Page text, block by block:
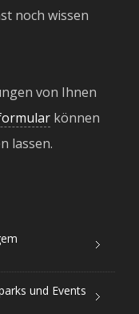
noch wissen
von Ihnen
können
lassen.
und Events